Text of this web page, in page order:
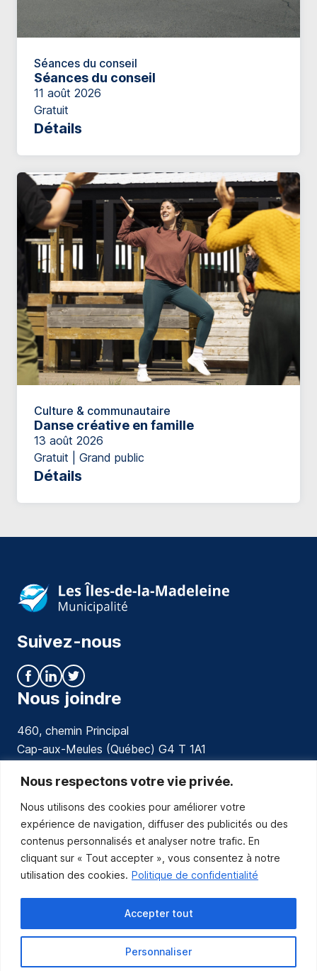
Nous respectons votre vie privée.
Nous utilisons des cookies pour améliorer votre
expérience de navigation, diffuser des publicités ou des
contenus personnalisés et analyser notre trafic. En
cliquant sur « Tout accepter », vous consentez à notre
utilisation des cookies. Politique de confidentialité
Personnaliser
Accepter tout
Séances du conseil
Séances du conseil
11 août 2026
Gratuit
Détails
Culture & communautaire
Danse créative en famille
13 août 2026
Gratuit | Grand public
Détails
Suivez-nous
Nous joindre
460, chemin Principal
Cap-aux-Meules (Québec) G4 T 1A1
communications@muniles.ca
418 986-3100
Composez le 1 en tout temps pour toutes urgences.
Abonnez-vous
Abonnez-vous pour recevoir les nouvelles
de la Municipalité par courriel.